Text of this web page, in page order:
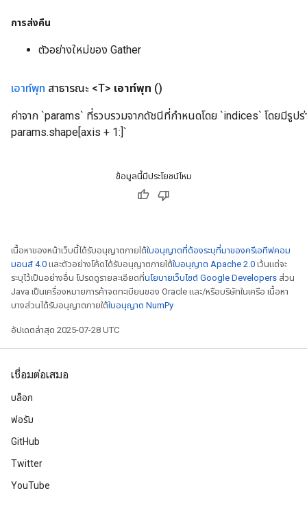
การส่งคืน
ตัวอย่างใหม่ของ Gather
เอาท์พุท สาธารณะ <T> เอาท์พุท ()
ค่าจาก `params` ที่รวบรวมจากดัชนีที่กำหนดโดย `indices` โดยมีรูป
params.shape[axis + 1:]`
ข้อมูลนี้มีประโยชน์ไหม
เนื้อหาของหน้าเว็บนี้ได้รับอนุญาตภายใต้ใบอนุญาตที่ต้องระบุที่มาของครีเอทีฟคอม
มอนส์ 4.0 และตัวอย่างโค้ดได้รับอนุญาตภายใต้ใบอนุญาต Apache 2.0 เว้นแต่จะ
ระบุไว้เป็นอย่างอื่น โปรดดูรายละเอียดที่นโยบายเว็บไซต์ Google Developers ส่วน
Java เป็นเครื่องหมายการค้าจดทะเบียนของ Oracle และ/หรือบริษัทในเครือ เนื้อหา
บางส่วนได้รับอนุญาตภายใต้ใบอนุญาต NumPy
อัปเดตล่าสุด 2025-07-28 UTC
เชื่อมต่อเสมอ
บล็อก
ฟอรัม
GitHub
Twitter
YouTube